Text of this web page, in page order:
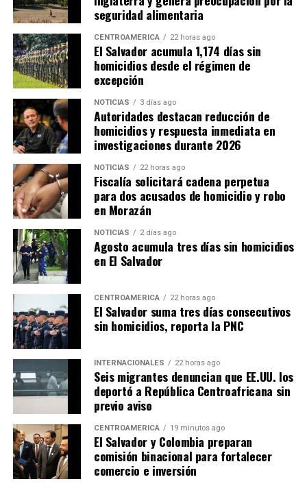
seguridad alimentaria
CENTROAMÉRICA 22 horas ago
El Salvador acumula 1,174 días sin
homicidios desde el régimen de
excepción
NOTICIAS 3 días ago
Autoridades destacan reducción de
homicidios y respuesta inmediata en
investigaciones durante 2026
NOTICIAS 22 horas ago
Fiscalía solicitará cadena perpetua
para dos acusados de homicidio y robo
en Morazán
NOTICIAS 2 días ago
Agosto acumula tres días sin homicidios
en El Salvador
CENTROAMÉRICA 22 horas ago
El Salvador suma tres días consecutivos
sin homicidios, reporta la PNC
INTERNACIONALES 22 horas ago
Seis migrantes denuncian que EE.UU. los
deportó a República Centroafricana sin
previo aviso
CENTROAMÉRICA 19 minutos ago
El Salvador y Colombia preparan
comisión binacional para fortalecer
comercio e inversión